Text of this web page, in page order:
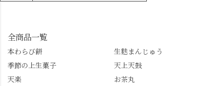
全商品一覧
本わらび餅
生麩まんじゅう
季節の上生菓子
天上天鼓
天楽
お茶丸